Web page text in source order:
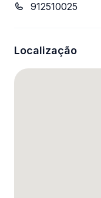
912510025
Localização